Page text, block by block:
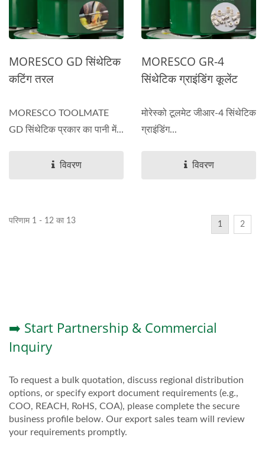
MORESCO GD सिंथेटिक
कटिंग तरल
MORESCO TOOLMATE
GD सिंथेटिक प्रकार का पानी में...
विवरण
MORESCO GR-4
सिंथेटिक ग्राइंडिंग कूलेंट
मोरेस्को टूलमेट जीआर-4 सिंथेटिक
ग्राइंडिंग...
विवरण
परिणाम 1 - 12 का 13 1 2